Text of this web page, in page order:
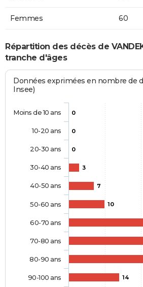
Femmes 60
Répartition des décès de
tranche d'âges
Données exprimées en nombre de
Insee)
0
0
0
3
7
10
14
Moins de 10 ans
10-20 ans
20-30 ans
30-40 ans
40-50 ans
50-60 ans
60-70 ans
70-80 ans
80-90 ans
90-100 ans